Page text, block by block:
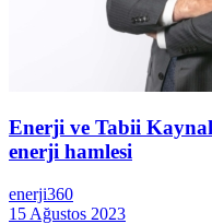
Enerji ve Tabii
enerji hamlesi
enerji360
15 Ağustos 2023